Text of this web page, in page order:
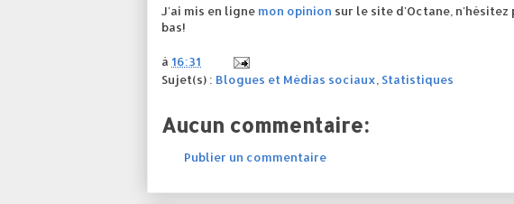
J'ai mis en ligne mon opinion sur le site d'Octane,
bas!
à 16:31
Sujet(s) : Blogues et Médias sociaux, Statistiques
Aucun commentaire:
Publier un commentaire